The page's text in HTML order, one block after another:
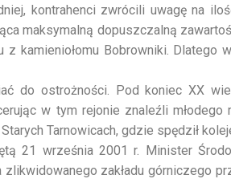
kontrahenci zwrócili uwagę na
maksymalną dopuszczalną
kamieniołomu Bobrowniki. Dlatego
do ostrożności. Pod koniec XX
w tym rejonie znaleźli młodego
Tarnowicach, gdzie spędził
21 września 2001 r. Minister
zakładu górniczego